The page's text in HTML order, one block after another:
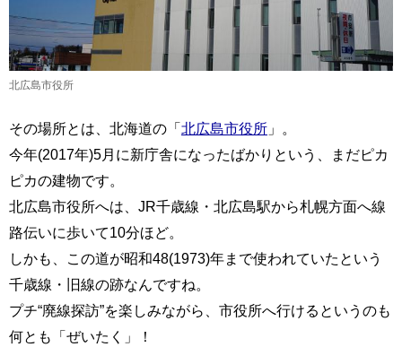
北広島市役所
その場所とは、北海道の「北広島市役所 」。
今年(2017年)5月に新庁舎になったばかりという、まだピカ
ピカの建物です。
北広島市役所へは、JR千歳線・北広島駅から札幌方面へ線
路伝いに歩いて10分ほど。
しかも、この道が昭和48(1973)年まで使われていたという
千歳線・旧線の跡なんですね。
プチ“廃線探訪”を楽しみながら、市役所へ行けるというのも
何とも「ぜいたく」！